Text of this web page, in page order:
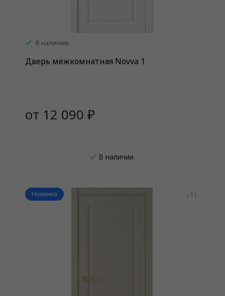
В наличии
Дверь межкомнатная Novva 1
от 12 090 ₽
✅ В наличии
Новинка